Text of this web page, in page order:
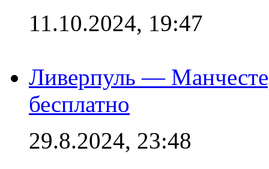
11.10.2024, 19:47
Ливерпуль —
бесплатно
29.8.2024, 23:48